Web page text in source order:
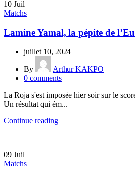
10 Juil
Matchs
Lamine Yamal, la pépite de
juillet 10, 2024
By
Arthur KAKPO
0 comments
La Roja s'est imposée hier soir sur le
Un résultat qui ém...
Continue reading
09 Juil
Matchs